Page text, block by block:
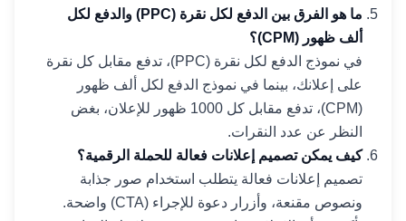
ما هو الفرق بين الدفع لكل نقرة (PPC) والدفع لكل
ألف ظهور (CPM)؟
في نموذج الدفع لكل نقرة (PPC)، تدفع مقابل كل نقرة
على إعلانك، بينما في نموذج الدفع لكل ألف ظهور
(CPM)، تدفع مقابل كل 1000 ظهور للإعلان، بغض
النظر عن عدد النقرات.
كيف يمكن تصميم إعلانات فعالة للحملة الرقمية؟
تصميم إعلانات فعالة يتطلب استخدام صور جذابة
ونصوص مقنعة، وأزرار دعوة للإجراء (CTA) واضحة.